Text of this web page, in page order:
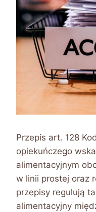
Przepis art. 128
opiekuńczego
alimentacyjnym
w linii prostej oraz
przepisy regulują
alimentacyjny